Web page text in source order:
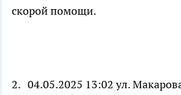
скорой помощи.
2. 04.05.2025 13:02 ул.